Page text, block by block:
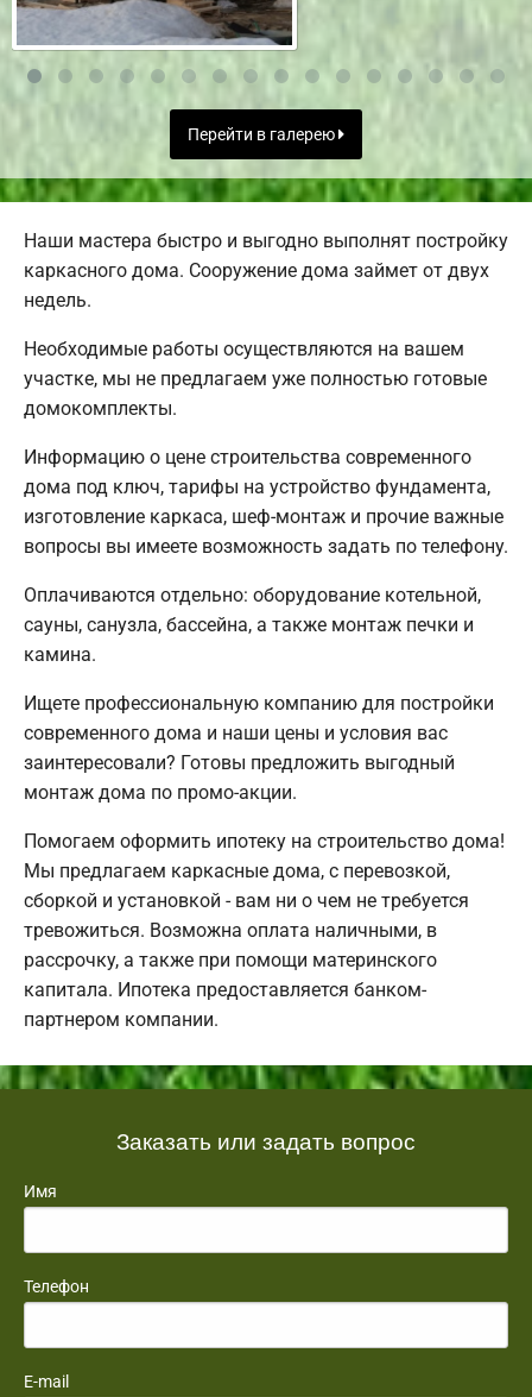
Перейти в галерею
Наши мастера быстро и выгодно выполнят постройку
каркасного дома. Сооружение дома займет от двух
недель.
Необходимые работы осуществляются на вашем
участке, мы не предлагаем уже полностью готовые
домокомплекты.
Информацию о цене строительства современного
дома под ключ, тарифы на устройство фундамента,
изготовление каркаса, шеф-монтаж и прочие важные
вопросы вы имеете возможность задать по телефону.
Оплачиваются отдельно: оборудование котельной,
сауны, санузла, бассейна, а также монтаж печки и
камина.
Ищете профессиональную компанию для постройки
современного дома и наши цены и условия вас
заинтересовали? Готовы предложить выгодный
монтаж дома по промо-акции.
Помогаем оформить ипотеку на строительство дома!
Мы предлагаем каркасные дома, с перевозкой,
сборкой и установкой - вам ни о чем не требуется
тревожиться. Возможна оплата наличными, в
рассрочку, а также при помощи материнского
капитала. Ипотека предоставляется банком-
партнером компании.
Заказать или задать вопрос
Имя
Телефон
E-mail